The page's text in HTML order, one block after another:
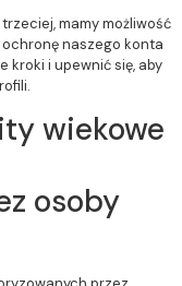
mamy możliwość
naszego konta
kroki i upewnić się, aby
wiekowe
osoby